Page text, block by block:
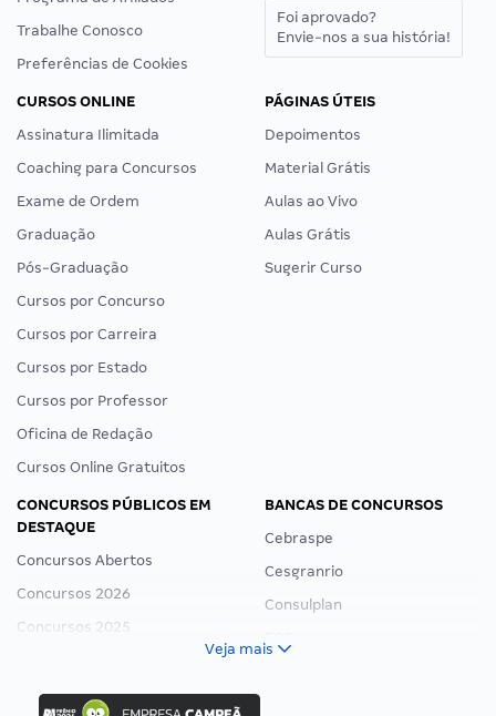
Trabalhe Conosco
Preferências de Cookies
Foi aprovado?
Envie-nos a sua história!
CURSOS ONLINE
Assinatura Ilimitada
Coaching para Concursos
Exame de Ordem
Graduação
Pós-Graduação
Cursos por Concurso
Cursos por Carreira
Cursos por Estado
Cursos por Professor
Oficina de Redação
Cursos Online Gratuitos
PÁGINAS ÚTEIS
Depoimentos
Material Grátis
Aulas ao Vivo
Aulas Grátis
Sugerir Curso
CONCURSOS PÚBLICOS EM
DESTAQUE
Concursos Abertos
Concursos 2026
Concursos 2025
Concurso Ibama
BANCAS DE CONCURSOS
Cebraspe
Cesgranrio
Consulplan
Veja mais